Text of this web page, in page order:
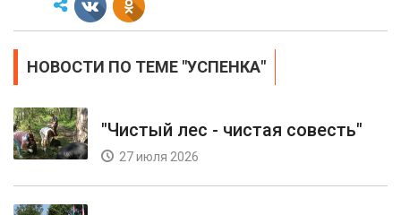
НОВОСТИ ПО ТЕМЕ "УСПЕНКА"
"Чистый лес - чистая совесть"
27 июля 2026